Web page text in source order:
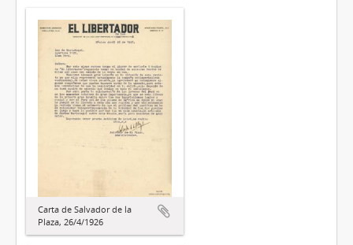
Carta de Salvador de la
Plaza, 26/4/1926